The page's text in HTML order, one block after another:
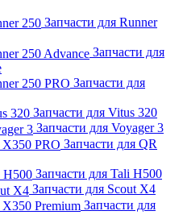
Запчасти для Runner
Запчасти для
Запчасти для
Запчасти для Vitus 320
Запчасти для Voyager 3
Запчасти для QR
Запчасти для Tali H500
Запчасти для Scout X4
Запчасти для